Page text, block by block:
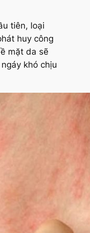
tiên, loại
huy công
mặt da sẽ
khó chịu